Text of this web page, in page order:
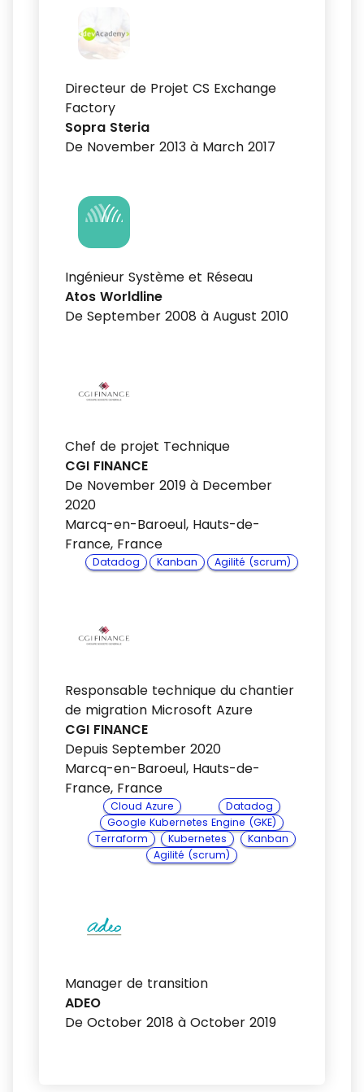
Directeur de Projet CS Exchange
Factory
Sopra Steria
De November 2013 à March 2017
Ingénieur Système et Réseau
Atos Worldline
De September 2008 à August 2010
Chef de projet Technique
CGI FINANCE
De November 2019 à December
2020
Marcq-en-Baroeul, Hauts-de-
France, France
Datadog Kanban Agilité (scrum)
Responsable technique du chantier
de migration Microsoft Azure
CGI FINANCE
Depuis September 2020
Marcq-en-Baroeul, Hauts-de-
France, France
Cloud Azure
Datadog
Google Kubernetes Engine (GKE)
Terraform
Kubernetes
Kanban
Agilité (scrum)
Manager de transition
ADEO
De October 2018 à October 2019